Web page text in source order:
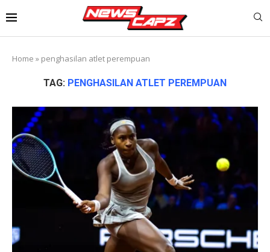
Home » penghasilan atlet perempuan
TAG: PENGHASILAN ATLET PEREMPUAN